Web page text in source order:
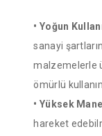
• Yoğun
sanayi
malzemelerle
ömürlü
• Yüksek
hareket